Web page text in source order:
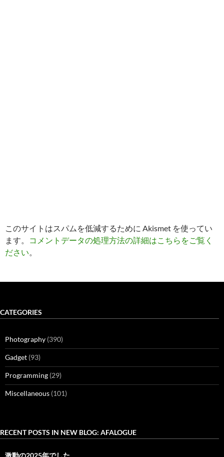
このサイトはスパムを低減するために Akismet を使ってい
ます。
コメントデータの処理方法の詳細はこちらをご覧く
ださい
CATEGORIES
Photography (390)
Gadget (93)
Programming (29)
Miscellaneous (101)
RECENT POSTS IN NEW BLOG: AFALOGUE
激動の2025年でした